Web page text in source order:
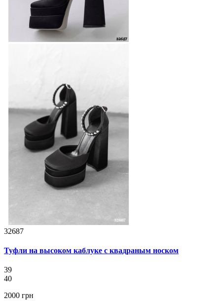
32687
Туфли на высоком каблуке с квадраным носком
39
40
2000 грн